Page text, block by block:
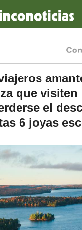
que visiten
el
6 joyas